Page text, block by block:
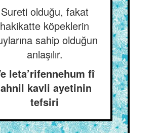
Sureti olduğu, fakat
hakikatte köpeklerin
sahip olduğun
anlaşılır.
leta’rifennehum fî
kavli ayetinin
tefsiri